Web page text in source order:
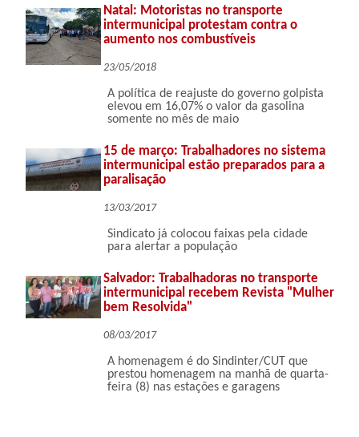
Natal: Motoristas no transporte
intermunicipal protestam contra o
aumento nos combustíveis
23/05/2018
A política de reajuste do governo golpista
elevou em 16,07% o valor da gasolina
somente no mês de maio
15 de março: Trabalhadores no sistema
intermunicipal estão preparados para a
paralisação
13/03/2017
Sindicato já colocou faixas pela cidade
para alertar a população
Salvador: Trabalhadoras no transporte
intermunicipal recebem Revista "Mulher
bem Resolvida"
08/03/2017
A homenagem é do Sindinter/CUT que
prestou homenagem na manhã de quarta-
feira (8) nas estações e garagens